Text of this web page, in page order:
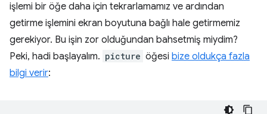
işlemi bir öğe daha için tekrarlamamız ve ardından
getirme işlemini ekran boyutuna bağlı hale getirmemiz
gerekiyor. Bu işin zor olduğundan bahsetmiş miydim?
Peki, hadi başlayalım. picture öğesi bize oldukça fazla
bilgi verir: